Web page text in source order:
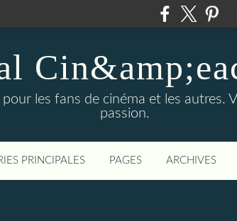
les fans de cinéma et les autres.
passion.
PRINCIPALES PAGES ARCHIVES